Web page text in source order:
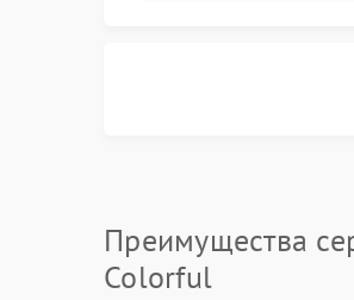
Преимущества
Colorful